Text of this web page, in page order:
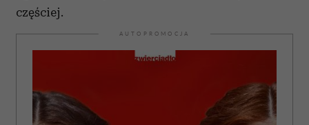
częściej.
AUTOPROMOCJA